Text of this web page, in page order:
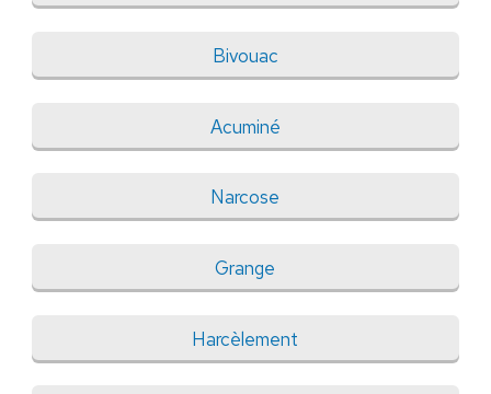
Bivouac
Acuminé
Narcose
Grange
Harcèlement